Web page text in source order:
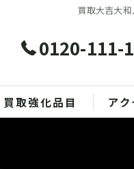
買取大吉大
0120-111-
買取強化品目 ア